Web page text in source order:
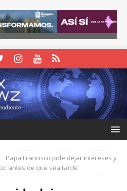
Papa Francisco pide dejar intereses y
‘antes de que sea tarde’